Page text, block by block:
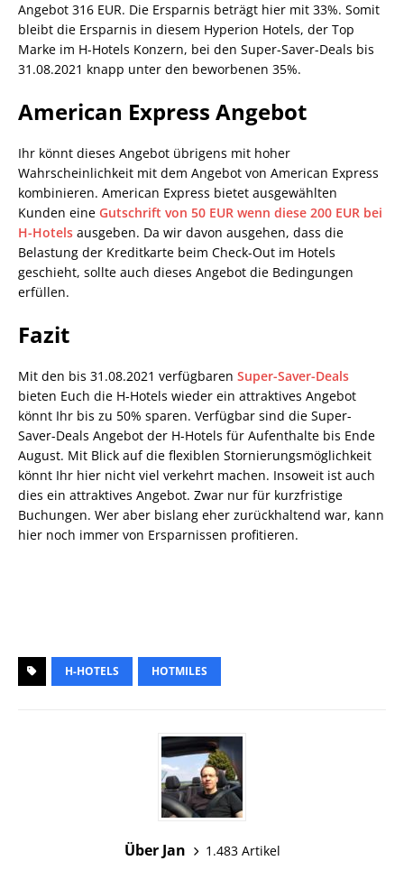
Angebot 316 EUR. Die Ersparnis beträgt hier mit 33%. Somit
bleibt die Ersparnis in diesem Hyperion Hotels, der Top
Marke im H-Hotels Konzern, bei den Super-Saver-Deals bis
31.08.2021 knapp unter den beworbenen 35%.
American Express Angebot
Ihr könnt dieses Angebot übrigens mit hoher
Wahrscheinlichkeit mit dem Angebot von American Express
kombinieren. American Express bietet ausgewählten
Kunden eine Gutschrift von 50 EUR wenn diese 200 EUR bei
H-Hotels ausgeben. Da wir davon ausgehen, dass die
Belastung der Kreditkarte beim Check-Out im Hotels
geschieht, sollte auch dieses Angebot die Bedingungen
erfüllen.
Fazit
Mit den bis 31.08.2021 verfügbaren Super-Saver-Deals
bieten Euch die H-Hotels wieder ein attraktives Angebot
könnt Ihr bis zu 50% sparen. Verfügbar sind die Super-
Saver-Deals Angebot der H-Hotels für Aufenthalte bis Ende
August. Mit Blick auf die flexiblen Stornierungsmöglichkeit
könnt Ihr hier nicht viel verkehrt machen. Insoweit ist auch
dies ein attraktives Angebot. Zwar nur für kurzfristige
Buchungen. Wer aber bislang eher zurückhaltend war, kann
hier noch immer von Ersparnissen profitieren.
H-HOTELS HOTMILES
Über Jan
1.483 Artikel